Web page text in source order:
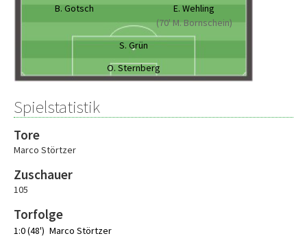
B. Gotsch
E. Wehling
(70' M. Bornschein)
S. Grün
O. Sternberg
Spielstatistik
Tore
Marco Störtzer
Zuschauer
105
Torfolge
1:0 (48') Marco Störtzer